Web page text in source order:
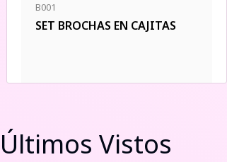
B001
SET BROCHAS EN CAJITAS
Últimos Vistos